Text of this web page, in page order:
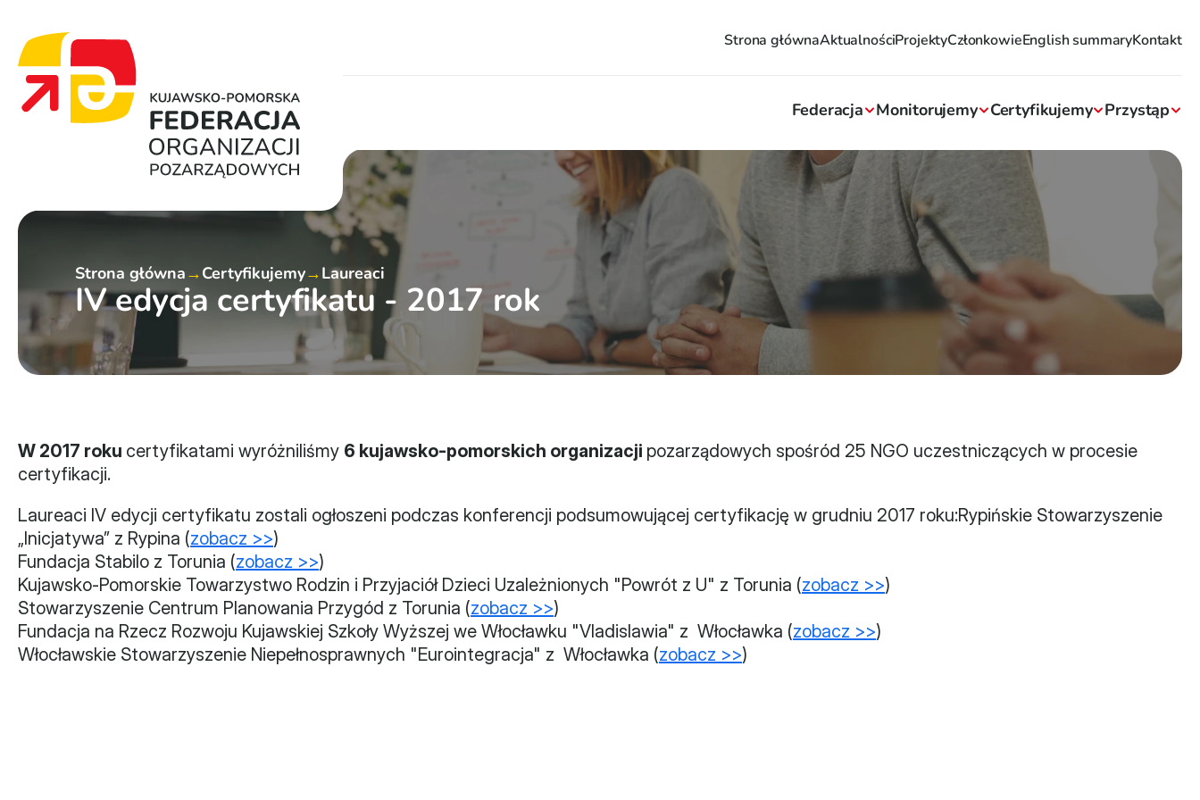
Strona głównaAktualnościProjektyCzłonkowieEnglish summaryKontakt
Federacja Monitorujemy Certyfikujemy Przystąp
Strona główna→Certyfikujemy→Laureaci
IV edycja certyfikatu - 2017 rok
W 2017 roku certyfikatami wyróżniliśmy 6 kujawsko-pomorskich organizacji pozarządowych spośród 25 NGO uczestniczących w procesie
certyfikacji.
Laureaci IV edycji certyfikatu zostali ogłoszeni podczas konferencji podsumowującej certyfikację w grudniu 2017 roku:Rypińskie Stowarzyszenie
„Inicjatywa” z Rypina (zobacz >>)
Fundacja Stabilo z Torunia (zobacz >>)
Kujawsko-Pomorskie Towarzystwo Rodzin i Przyjaciół Dzieci Uzależnionych "Powrót z U" z Torunia (zobacz >>)
Stowarzyszenie Centrum Planowania Przygód z Torunia (zobacz >>)
Fundacja na Rzecz Rozwoju Kujawskiej Szkoły Wyższej we Włocławku "Vladislawia" z  Włocławka (zobacz >>)
Włocławskie Stowarzyszenie Niepełnosprawnych "Eurointegracja" z  Włocławka (zobacz >>)